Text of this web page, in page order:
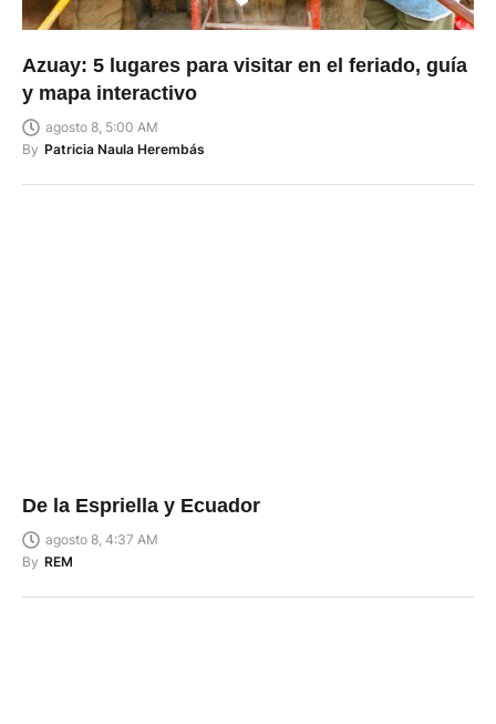
Azuay: 5 lugares para visitar en el feriado, guía
y mapa interactivo
agosto 8, 5:00 AM
By Patricia Naula Herembás
De la Espriella y Ecuador
agosto 8, 4:37 AM
By REM